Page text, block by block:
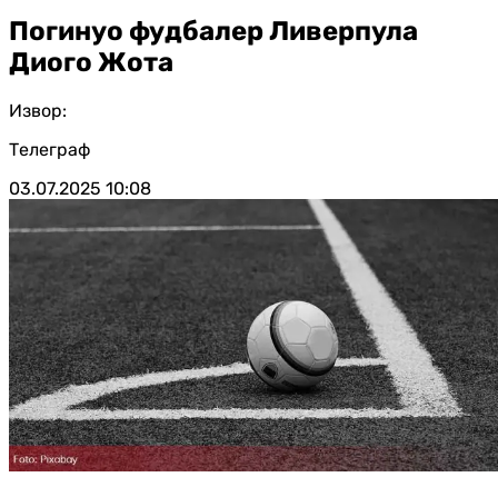
Погинуо фудбалер Ливерпула
Диого Жота
Извор:
Телеграф
03.07.2025 10:08